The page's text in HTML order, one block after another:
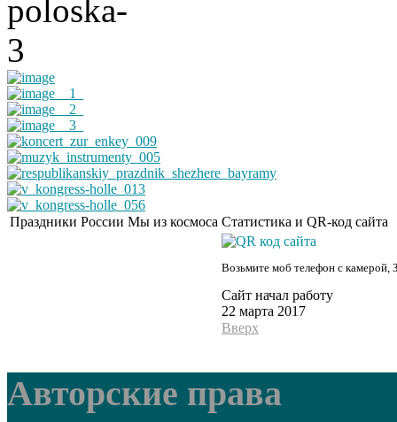
Праздники России Мы из космоса Статистика и QR-код сайта
Возьмите моб телефон с камерой,
Сайт начал работу
22 марта 2017
Вверх
Авторские права